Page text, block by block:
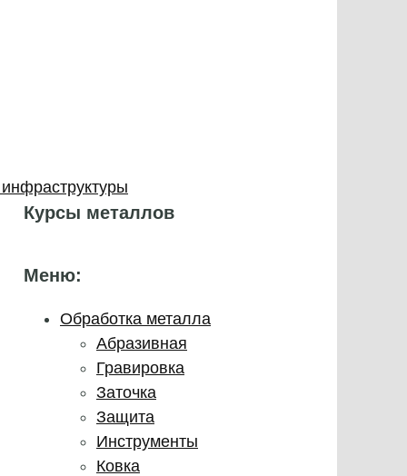
Курсы металлов
Меню:
Обработка металла
Абразивная
Гравировка
Заточка
Защита
Инструменты
Ковка